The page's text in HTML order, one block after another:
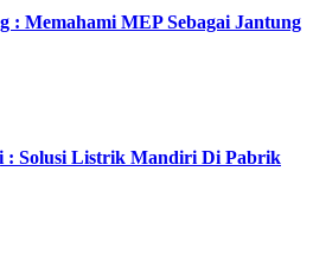
Memahami MEP Sebagai Jantung
: Solusi Listrik Mandiri Di Pabrik